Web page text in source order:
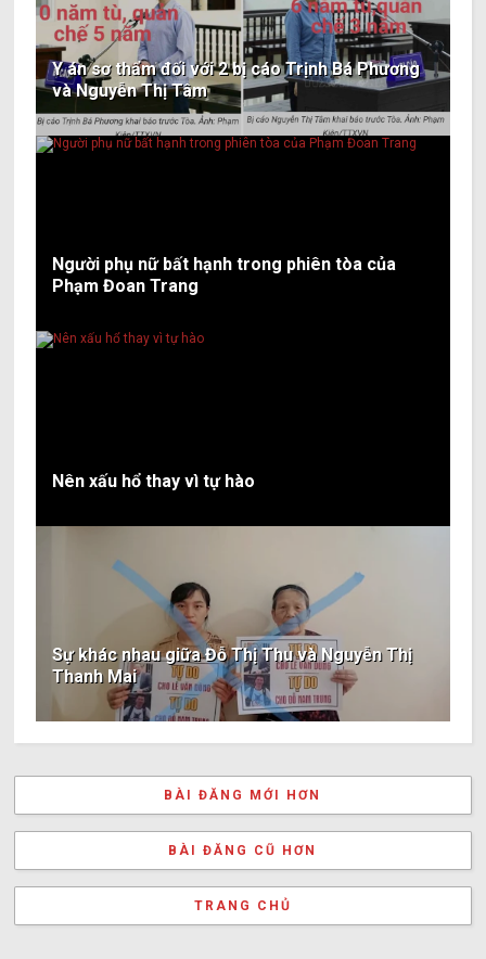
Y án sơ thẩm đối với 2 bị cáo Trịnh Bá Phương
và Nguyễn Thị Tâm
Người phụ nữ bất hạnh trong phiên tòa của
Phạm Đoan Trang
Nên xấu hổ thay vì tự hào
Sự khác nhau giữa Đỗ Thị Thu và Nguyễn Thị
Thanh Mai
BÀI ĐĂNG MỚI HƠN
BÀI ĐĂNG CŨ HƠN
TRANG CHỦ